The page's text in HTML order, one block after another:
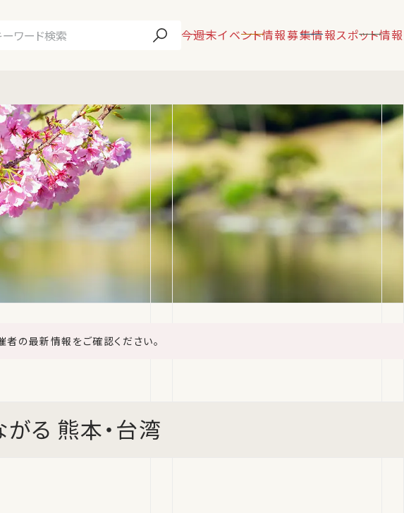
今週末イベント情報募集情報スポット情報
者の最新情報をご確認ください。
る 熊本・台湾